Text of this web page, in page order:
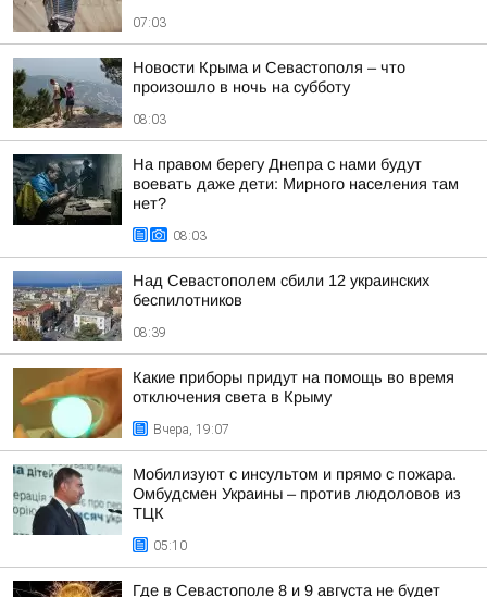
07:03
Новости Крыма и Севастополя – что
произошло в ночь на субботу
08:03
На правом берегу Днепра с нами будут
воевать даже дети: Мирного населения там
нет?
08:03
Над Севастополем сбили 12 украинских
беспилотников
08:39
Какие приборы придут на помощь во время
отключения света в Крыму
Вчера, 19:07
Мобилизуют с инсультом и прямо с пожара.
Омбудсмен Украины – против людоловов из
ТЦК
05:10
Где в Севастополе 8 и 9 августа не будет